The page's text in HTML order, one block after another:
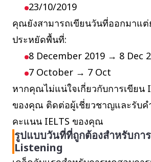
23/10/2019
คุณยังสามารถเขียนวันที่ออกมาแต่
ประหยัดพื้นที่:
8 December 2019 → 8 Dec
7 October → 7 Oct
หากคุณไม่แน่ใจเกี่ยวกับการเขียน
ของคุณ ติดต่อผู้เชี่ยวชาญและรับค
คะแนน IELTS ของคุณ
รูปแบบวันที่ที่ถูกต้องสำหรับกา
Listening